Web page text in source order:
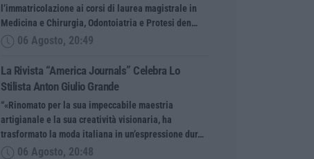
l’immatricolazione ai corsi di laurea magistrale in
Medicina e Chirurgia, Odontoiatria e Protesi den…
06 Agosto, 20:49
La Rivista “America Journals” Celebra Lo
Stilista Anton Giulio Grande
“«Rinomato per la sua impeccabile maestria
artigianale e la sua creatività visionaria, ha
trasformato la moda italiana in un’espressione dur…
06 Agosto, 20:48